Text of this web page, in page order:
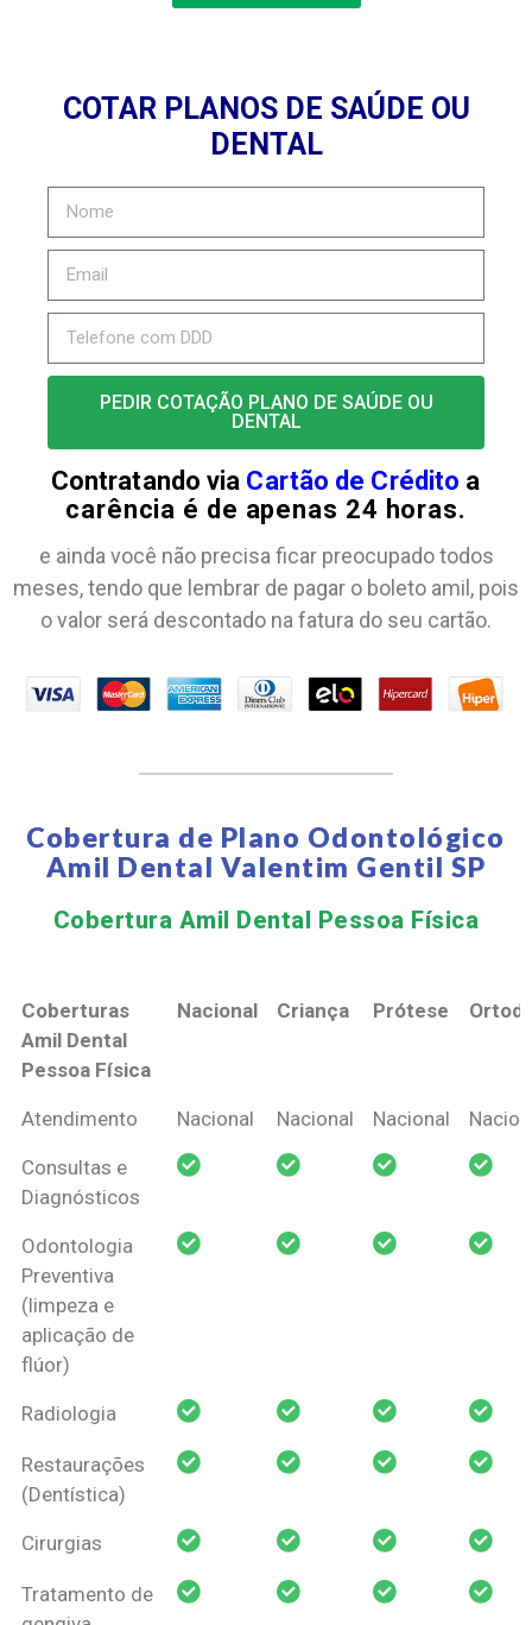
COTAR PLANOS DE SAÚDE OU
DENTAL
PEDIR COTAÇÃO PLANO DE SAÚDE OU
DENTAL
Contratando via Cartão de Crédito a
carência é de apenas 24 horas.
e ainda você não precisa ficar preocupado todos
meses, tendo que lembrar de pagar o boleto amil, pois
o valor será descontado na fatura do seu cartão.
Cobertura de Plano Odontológico
Amil Dental Valentim Gentil SP
Cobertura Amil Dental Pessoa Física​
Coberturas
Amil Dental
Pessoa Física
Nacional Criança Prótese
Coberturas
Pessoa Física
Nacional Criança Prótese
Atendimento Nacional Nacional Nacional
Consultas e
Diagnósticos
Odontologia
Preventiva
(limpeza e
aplicação de
flúor)
Radiologia
Restaurações
(Dentística)
Cirurgias
Tratamento de